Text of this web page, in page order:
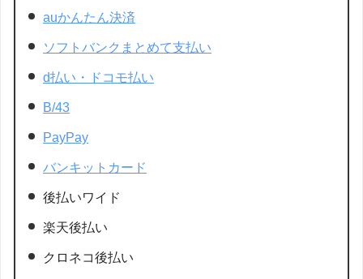
auかんたん決済
ソフトバンクまとめて支払い
d払い・ドコモ払い
B/43
PayPay
バンキットカード
後払いワイド
楽天後払い
クロネコ後払い